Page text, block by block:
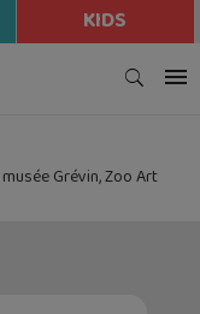
KIDS
Grévin, Zoo Art